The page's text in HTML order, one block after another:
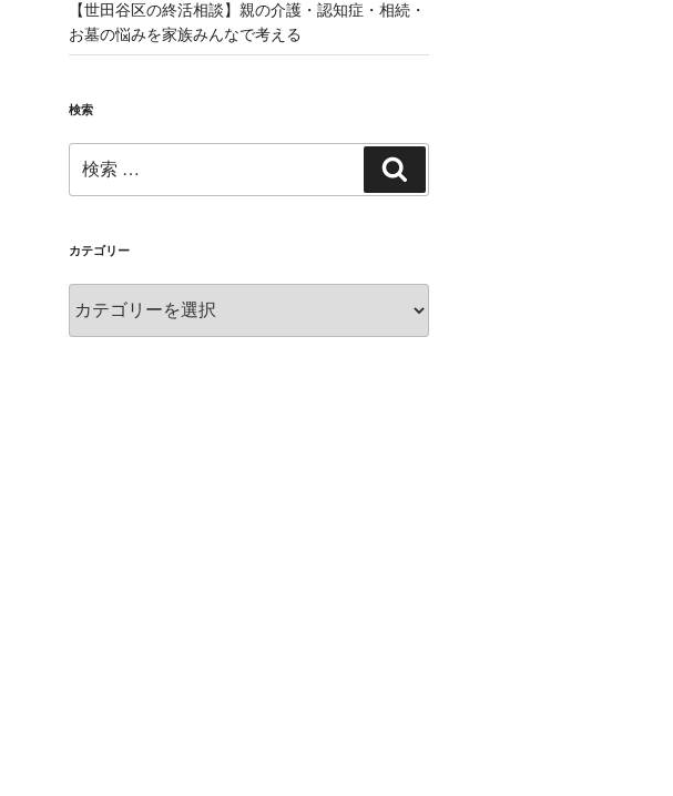
【世田谷区の終活相談】親の介護・認知症・相続・
お墓の悩みを家族みんなで考える
検索
索:
索
カテゴリー
テ